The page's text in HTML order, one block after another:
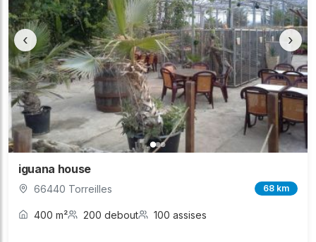
‹ ›
iguana house
66440 Torreilles 68 km
400 m² 200 debout 100 assises